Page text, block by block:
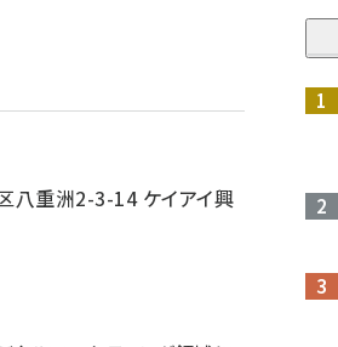
八重洲2-3-14 ケイアイ興